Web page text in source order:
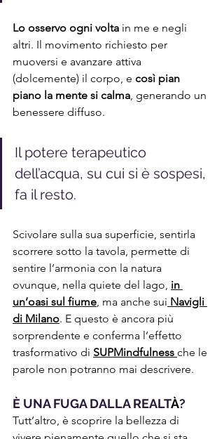
Lo osservo ogni volta in me e negli
altri. Il movimento richiesto per
muoversi e avanzare attiva
(dolcemente) il corpo, e così pian
piano la mente si calma , generando un
benessere diffuso.
Il potere terapeutico
dell’acqua, su cui si è sospesi,
fa il resto.
Scivolare sulla sua superficie, sentirla
scorrere sotto la tavola, permette di
sentire l’armonia con la natura
ovunque, nella quiete del lago, in
un’oasi sul fiume , ma anche sui Navigli
di Milano. E questo è ancora più
sorprendente e conferma l’effetto
trasformativo di SUPMindfulness che le
parole non potranno mai descrivere.
È UNA FUGA DALLA REALTÀ?
Tutt’altro, è scoprire la bellezza di